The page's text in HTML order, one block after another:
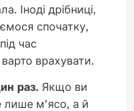
Іноді дрібниці,
спочатку,
час
врахувати.
раз. Якщо ви
лише м’ясо, а й